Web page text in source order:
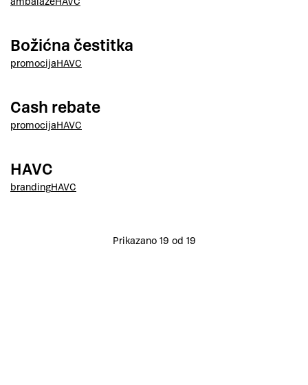
Božićna čestitka
promocijaHAVC
Cash rebate
promocijaHAVC
HAVC
brandingHAVC
Prikazano 19 od 19